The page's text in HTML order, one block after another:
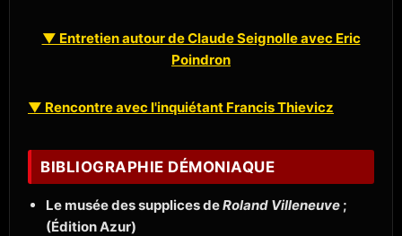
▼ Entretien autour de Claude Seignolle avec Eric
Poindron
▼ Rencontre avec l'inquiétant Francis Thievicz
BIBLIOGRAPHIE DÉMONIAQUE
Le musée des supplices deRoland Villeneuve ;
(Édition Azur)